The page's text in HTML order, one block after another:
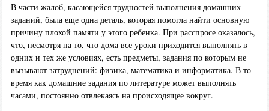
В части жалоб, касающейся трудностей выполнения домашних
заданий, была еще одна деталь, которая помогла найти основную
причину плохой памяти у этого ребенка. При расспросе оказалось,
что, несмотря на то, что дома все уроки приходится выполнять в
одних и тех же условиях, есть предметы, задания по которым не
вызывают затруднений: физика, математика и информатика. В то
время как домашние задания по литературе может выполнять
часами, постоянно отвлекаясь на происходящее вокруг.